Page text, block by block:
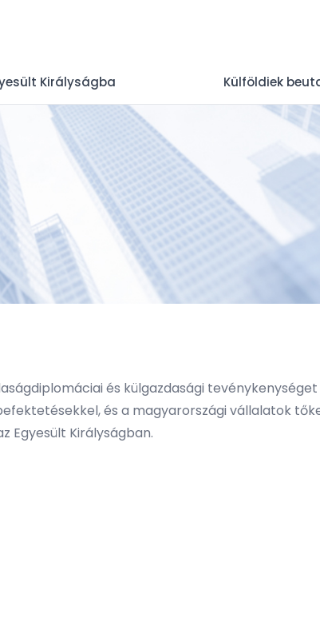
Királyságba Külföldiek
és külgazdasági
és a magyarországi vállalatok
Egyesült Királyságban.